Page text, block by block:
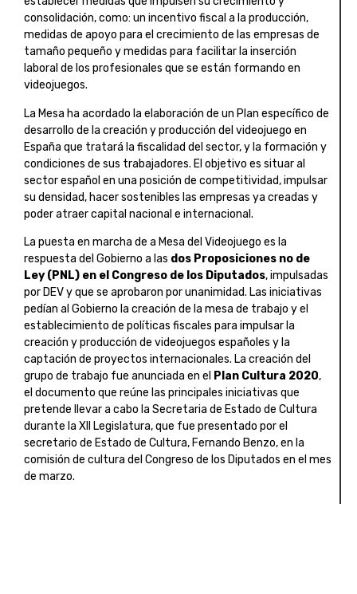
consolidación, como: un incentivo fiscal a la producción,
medidas de apoyo para el crecimiento de las empresas de
tamaño pequeño y medidas para facilitar la inserción
laboral de los profesionales que se están formando en
videojuegos.
La Mesa ha acordado la elaboración de un Plan específico de
desarrollo de la creación y producción del videojuego en
España que tratará la fiscalidad del sector, y la formación y
condiciones de sus trabajadores. El objetivo es situar al
sector español en una posición de competitividad, impulsar
su densidad, hacer sostenibles las empresas ya creadas y
poder atraer capital nacional e internacional.
La puesta en marcha de a Mesa del Videojuego es la
respuesta del Gobierno a las dos Proposiciones no de
Ley (PNL) en el Congreso de los Diputados, impulsadas
por DEV y que se aprobaron por unanimidad. Las iniciativas
pedían al Gobierno la creación de la mesa de trabajo y el
establecimiento de políticas fiscales para impulsar la
creación y producción de videojuegos españoles y la
captación de proyectos internacionales. La creación del
grupo de trabajo fue anunciada en el Plan Cultura 2020,
el documento que reúne las principales iniciativas que
pretende llevar a cabo la Secretaria de Estado de Cultura
durante la XII Legislatura, que fue presentado por el
secretario de Estado de Cultura, Fernando Benzo, en la
comisión de cultura del Congreso de los Diputados en el mes
de marzo.